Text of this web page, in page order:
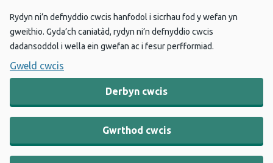
Rydyn ni’n defnyddio cwcis hanfodol i sicrhau fod y wefan yn
gweithio. Gyda’ch caniatâd, rydyn ni’n defnyddio cwcis
dadansoddol i wella ein gwefan ac i fesur perfformiad.
Gweld cwcis
Derbyn cwcis
Gwrthod cwcis